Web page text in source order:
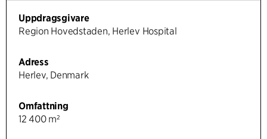
Uppdragsgivare
Region Hovedstaden, Herlev Hospital
Adress
Herlev, Denmark
Omfattning
12 400 m²